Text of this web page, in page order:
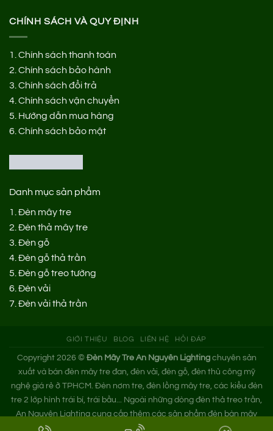
CHÍNH SÁCH VÀ QUY ĐỊNH
1. Chính sách thanh toán
2. Chính sách bảo hành
3. Chính sách đổi trả
4. Chính sách vận chuyển
5. Hướng dẫn mua hàng
6. Chính sách bảo mật
Danh mục sản phẩm
1. Đèn mây tre
2. Đèn thả mây tre
3. Đèn gỗ
4. Đèn gỗ thả trần
5. Đèn gỗ treo tường
6. Đèn vải
7. Đèn vải thả trần
GIỚI THIỆU BLOG LIÊN HỆ HỎI ĐÁP
Copyright 2026 © Đèn Mây Tre An Nguyên Lightingchuyên sản
xuất và bán đèn mây tre đan, đèn vải, đèn gỗ, đèn thủ công mỹ
nghệ giá rẻ ở TPHCM. Đèn nơm tre, đèn lồng mây tre, các kiểu đèn
tre 2 lớp hình trái bí, trái bầu... Ngoài những dòng đèn thả treo trần,
An Nguyên Lighting cung cấp thêm các sản phẩm đèn bàn mây
tre. Nếu bạn cần tìm xưởng đèn mây tre trang trí hoặc mua đèn tre